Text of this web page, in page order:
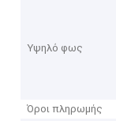
Υψηλό φως
Όροι πληρωμής